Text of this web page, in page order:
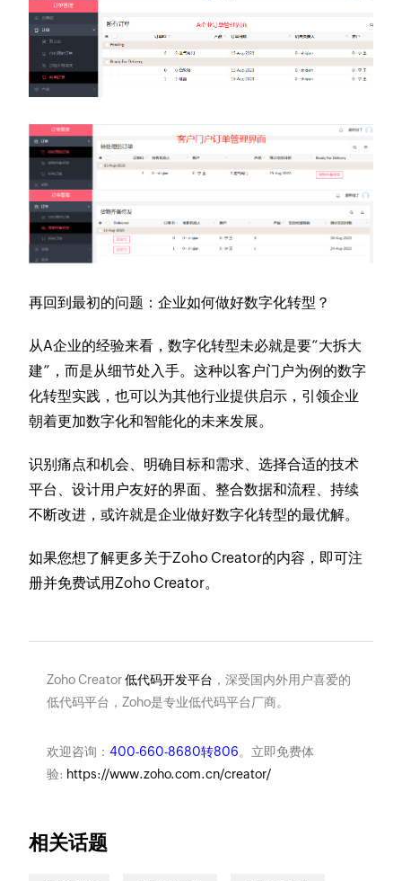
再回到最初的问题：企业如何做好数字化转型？
从A企业的经验来看，数字化转型未必就是要“大拆大
建”，而是从细节处入手。这种以客户门户为例的数字
化转型实践，也可以为其他行业提供启示，引领企业
朝着更加数字化和智能化的未来发展。
识别痛点和机会、明确目标和需求、选择合适的技术
平台、设计用户友好的界面、整合数据和流程、持续
不断改进，或许就是企业做好数字化转型的最优解。
如果您想了解更多关于Zoho Creator的内容，即可注
册并免费试用Zoho Creator。
Zoho Creator低代码开发平台 ，深受国内外用户喜爱的
低代码平台，Zoho是专业低代码平台厂商。
欢迎咨询： 400-660-8680转806。立即免费体
验: https://www.zoho.com.cn/creator/
相关话题